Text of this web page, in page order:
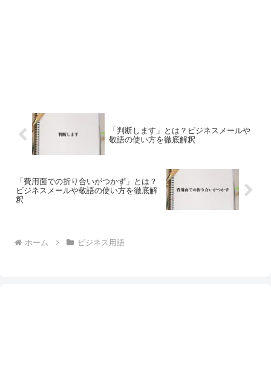
「判断します」とは？ビジネスメールや
敬語の使い方を徹底解釈
「費用面での折り合いがつかず」とは？
ビジネスメールや敬語の使い方を徹底解
釈
ホーム ビジネス用語